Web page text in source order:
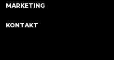
MARKETING
KONTAKT